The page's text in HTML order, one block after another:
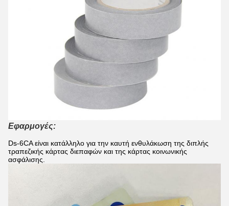
Εφαρμογές:
Ds-6CA είναι κατάλληλο για την καυτή ενθυλάκωση της διπλής
τραπεζικής κάρτας διεπαφών και της κάρτας κοινωνικής
ασφάλισης.